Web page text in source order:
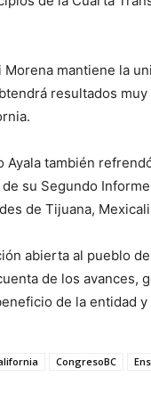
mantiene la
resultados
Ayala también
su Segundo
de Tijuana,
abierta al pueblo
de los avances,
de la entidad
CongresoBC